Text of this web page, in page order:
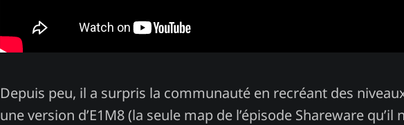
Depuis peu, il a surpris la communauté en recréant des
une version d’E1M8 (la seule map de l’épisode Shareware qu’il